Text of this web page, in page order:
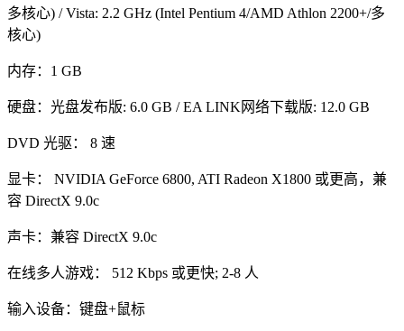
多核心) / Vista: 2.2 GHz (Intel Pentium 4/AMD Athlon 2200+/多
核心)
内存：1 GB
硬盘：光盘发布版: 6.0 GB / EA LINK网络下载版: 12.0 GB
DVD 光驱： 8 速
显卡： NVIDIA GeForce 6800, ATI Radeon X1800 或更高，兼
容 DirectX 9.0c
声卡：兼容 DirectX 9.0c
在线多人游戏： 512 Kbps 或更快; 2-8 人
输入设备：键盘+鼠标